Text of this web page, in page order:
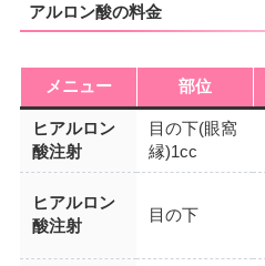
アルロン酸の料金
メニュー 部位
ヒアルロン
酸注射
目の下(眼窩
縁)1cc
ヒアルロン
酸注射
目の下